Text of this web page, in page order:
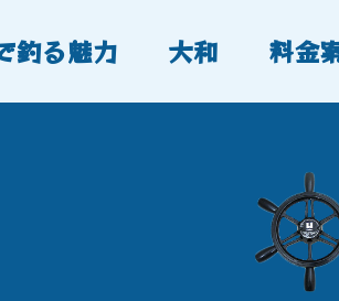
釣る魅力 大和 料金